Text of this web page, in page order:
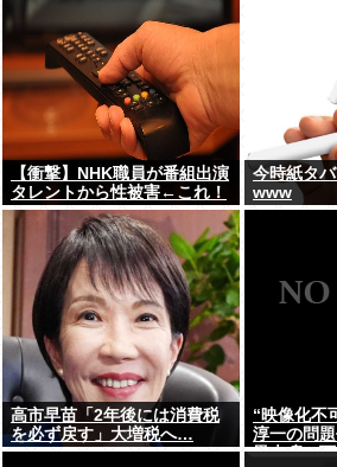
【衝撃】NHK職員が番組出演
タレントから性被害←これ！
今時紙タ
www
高市早苗「2年後には消費税
を必ず戻す」大増税へ…
“映像化不
淳一の問
黒木瞳、